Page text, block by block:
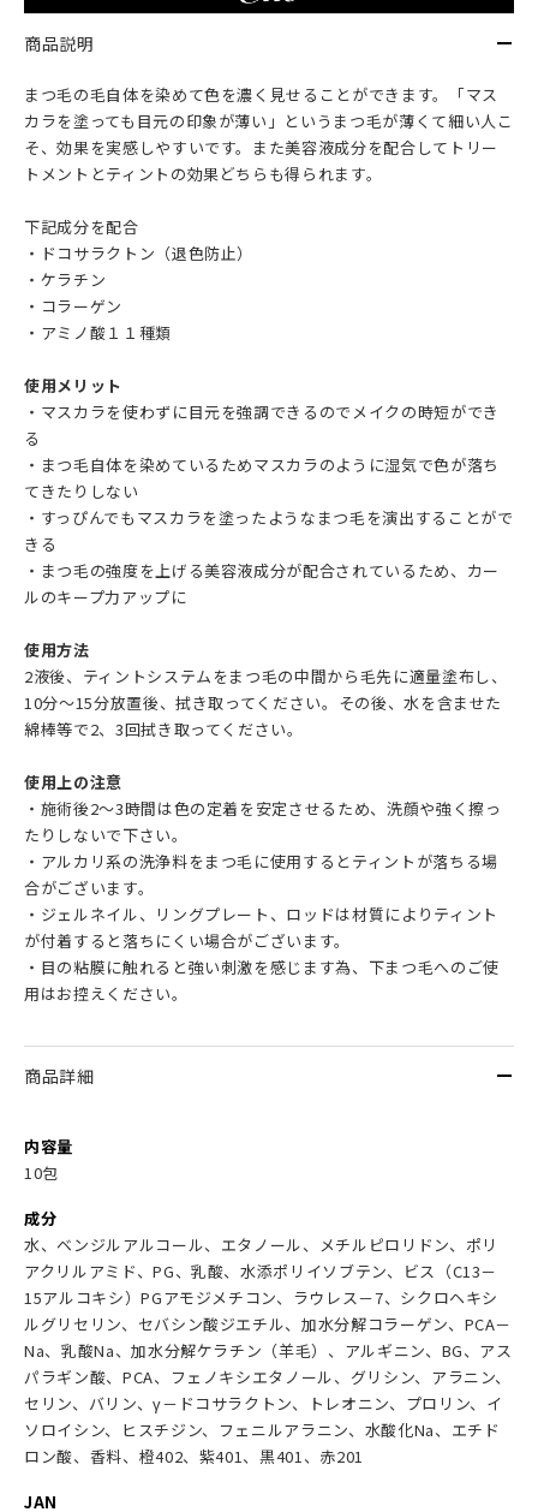
商品説明
まつ毛の毛自体を染めて色を濃く見せることができます。「マス
カラを塗っても目元の印象が薄い」というまつ毛が薄くて細い人こ
そ、効果を実感しやすいです。また美容液成分を配合してトリー
トメントとティントの効果どちらも得られます。
下記成分を配合
・ドコサラクトン（退色防止）
・ケラチン
・コラーゲン
・アミノ酸１１種類
使用メリット
・マスカラを使わずに目元を強調できるのでメイクの時短ができ
る
・まつ毛自体を染めているためマスカラのように湿気で色が落ち
てきたりしない
・すっぴんでもマスカラを塗ったようなまつ毛を演出することがで
きる
・まつ毛の強度を上げる美容液成分が配合されているため、カー
ルのキープ力アップに
使用方法
2液後、ティントシステムをまつ毛の中間から毛先に適量塗布し、
10分～15分放置後、拭き取ってください。その後、水を含ませた
綿棒等で2、3回拭き取ってください。
使用上の注意
・施術後2～3時間は色の定着を安定させるため、洗顔や強く擦っ
たりしないで下さい。
・アルカリ系の洗浄料をまつ毛に使用するとティントが落ちる場
合がございます。
・ジェルネイル、リングプレート、ロッドは材質によりティント
が付着すると落ちにくい場合がございます。
・目の粘膜に触れると強い刺激を感じます為、下まつ毛へのご使
用はお控えください。
商品詳細
内容量
10包
成分
水、ベンジルアルコール、エタノール、メチルピロリドン、ポリ
アクリルアミド、PG、乳酸、水添ポリイソブテン、ビス（C13－
15アルコキシ）PGアモジメチコン、ラウレス－7、シクロヘキシ
ルグリセリン、セバシン酸ジエチル、加水分解コラーゲン、PCA－
Na、乳酸Na、加水分解ケラチン（羊毛）、アルギニン、BG、アス
パラギン酸、PCA、フェノキシエタノール、グリシン、アラニン、
セリン、バリン、γ－ドコサラクトン、トレオニン、プロリン、イ
ソロイシン、ヒスチジン、フェニルアラニン、水酸化Na、エチド
ロン酸、香料、橙402、紫401、黒401、赤201
JAN